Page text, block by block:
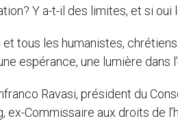
Y a-t-il des limites, et si oui
tous les humanistes,
espérance, une lumière dans
Ravasi, président du
Commissaire aux droits de